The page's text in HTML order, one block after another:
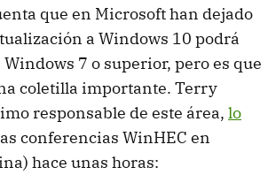
que en Microsoft han dejado
a Windows 10 podrá
7 o superior, pero es que
coletilla importante. Terry
responsable de este área, lo
conferencias WinHEC en
hace unas horas: